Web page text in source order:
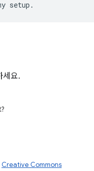
세요.
Creative Commons